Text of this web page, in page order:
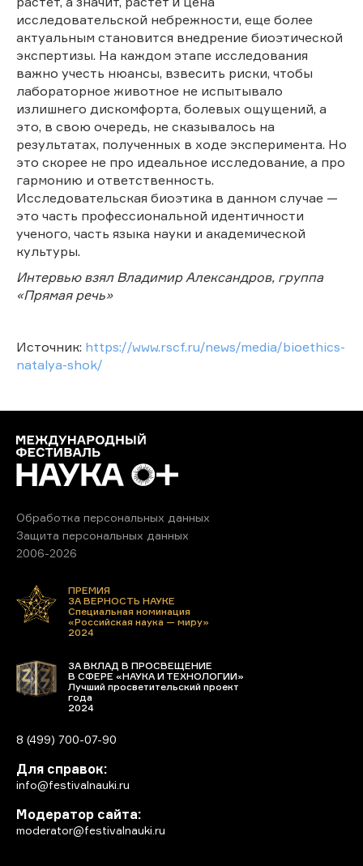
исследовательской небрежности, еще более
актуальным становится внедрение биоэтической
экспертизы. На каждом этапе исследования
важно учесть нюансы, взвесить риски, чтобы
лабораторное животное не испытывало
излишнего дискомфорта, болевых ощущений, а
это, в свою очередь, не сказывалось на
результатах, полученных в ходе эксперимента. Но
это скорее не про идеальное исследование, а про
гармонию и ответственность.
Исследовательская биоэтика в данном случае —
это часть профессиональной идентичности
ученого, часть языка науки и академической
культуры.
Интервью взял Владимир Александров, группа
«Прямая речь»
Источник: https://www.rscf.ru/news/media/bioethics-
natalya-shok/
Обработка персональных данных
Защита персональных данных
2006-2026
ПРЕМИЯ
ЗА ВЕРНОСТЬ НАУКЕ
Специальная номинация
«Российская наука — миру»
2024
ЗА ВКЛАД В ПРОСВЕЩЕНИЕ
В СФЕРЕ «НАУКА И ТЕХНОЛОГИИ»
Лучший просветительский проект
года
2024
8 (499) 700-07-90
Для справок:
info@festivalnauki.ru
Модератор сайта:
moderator@festivalnauki.ru